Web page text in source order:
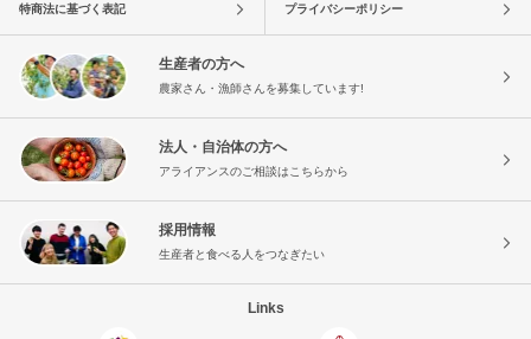
特商法に基づく表記 プライバシーポリシー
生産者の方へ
農家さん・漁師さんを募集しています!
法人・自治体の方へ
アライアンスのご相談はこちらから
採用情報
生産者と食べる人をつなぎたい
Links